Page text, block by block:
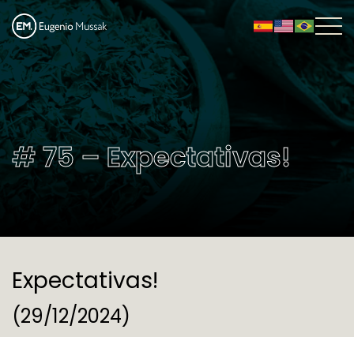
# 75 – Expectativas!
Expectativas!
(29/12/2024)